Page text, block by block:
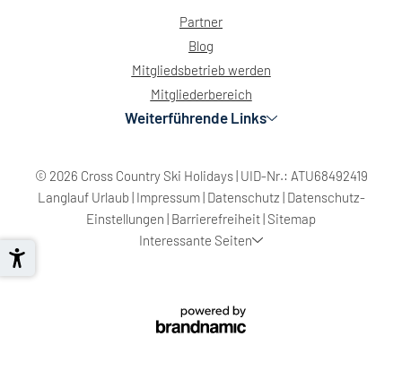
Partner
Blog
Mitgliedsbetrieb werden
Mitgliederbereich
Weiterführende Links
© 2026 Cross Country Ski Holidays| UID-Nr.: ATU68492419
Langlauf Urlaub | Impressum| Datenschutz | Datenschutz-
Einstellungen | Barrierefreiheit| Sitemap
Interessante Seiten